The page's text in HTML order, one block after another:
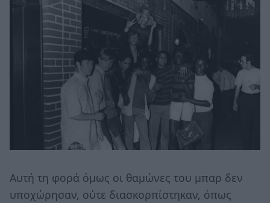
Αυτή τη φορά όμως οι θαμώνες του μπαρ δεν
υποχώρησαν, ούτε διασκορπίστηκαν, όπως